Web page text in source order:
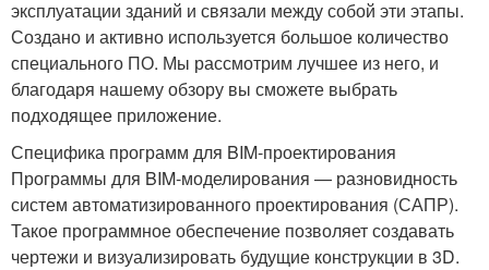
эксплуатации зданий и связали между собой эти этапы.
Создано и активно используется большое количество
специального ПО. Мы рассмотрим лучшее из него, и
благодаря нашему обзору вы сможете выбрать
подходящее приложение.
Специфика программ для BIM-проектирования
Программы для BIM-моделирования — разновидность
систем автоматизированного проектирования (САПР).
Такое программное обеспечение позволяет создавать
чертежи и визуализировать будущие конструкции в 3D.